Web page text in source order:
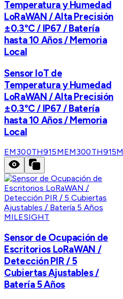
Temperatura y Humedad
LoRaWAN / Alta Precisión
±0.3°C / IP67 / Batería
hasta 10 Años / Memoria
Local
Sensor IoT de
Temperatura y Humedad
LoRaWAN / Alta Precisión
±0.3°C / IP67 / Batería
hasta 10 Años / Memoria
Local
EM300TH915MEM300TH915M
MILESIGHT
Sensor de Ocupación de
Escritorios LoRaWAN /
Detección PIR / 5
Cubiertas Ajustables /
Batería 5 Años